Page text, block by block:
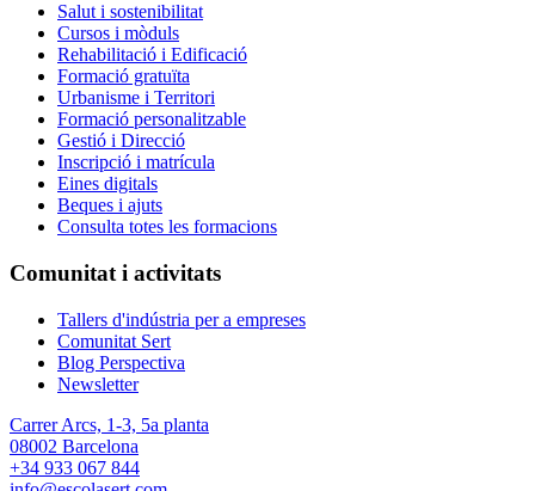
Salut i sostenibilitat
Cursos i mòduls
Rehabilitació i Edificació
Formació gratuïta
Urbanisme i Territori
Formació personalitzable
Gestió i Direcció
Inscripció i matrícula
Eines digitals
Beques i ajuts
Consulta totes les formacions
Comunitat i activitats
Tallers d'indústria per a empreses
Comunitat Sert
Blog Perspectiva
Newsletter
Carrer Arcs, 1-3, 5a planta
08002 Barcelona
+34 933 067 844